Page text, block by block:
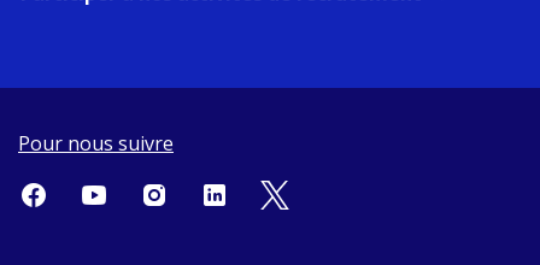
Pour nous suivre